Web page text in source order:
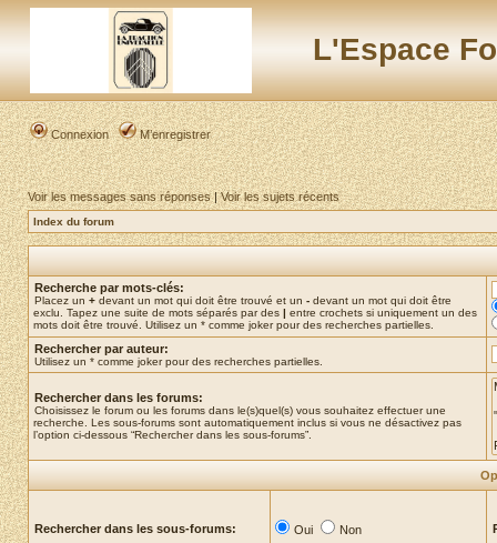
L'Espace
Connexion M’enregistrer
Voir les messages sans réponses|Voir les sujets récents
Index du forum
Recherche par mots-clés:
Placez un + devant un mot qui doit être trouvé et un - devant un mot qui doit être
exclu. Tapez une suite de mots séparés par des | entre crochets si uniquement un des
mots doit être trouvé. Utilisez un * comme joker pour des recherches partielles.
Rechercher par auteur:
Utilisez un * comme joker pour des recherches partielles.
Rechercher dans les forums:
Choisissez le forum ou les forums dans le(s)quel(s) vous souhaitez effectuer une
recherche. Les sous-forums sont automatiquement inclus si vous ne désactivez pas
l’option ci-dessous “Rechercher dans les sous-forums”.
Rechercher dans les sous-forums: Oui Non